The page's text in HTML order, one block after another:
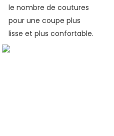
le nombre de coutures
pour une coupe plus
lisse et plus confortable.